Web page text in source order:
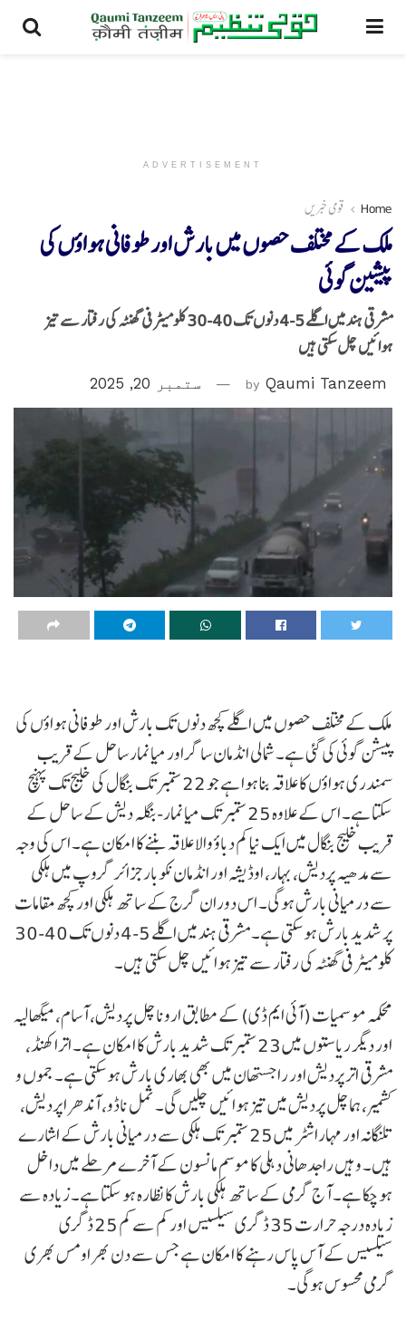
ADVERTISEMENT
Home قومی خبریں
ملک کے مختلف حصوں میں بارش اور طوفانی ہواؤں کی
پیشین گوئی
مشرقی ہند میں اگلے 5-4 دنوں تک 40-30 کلومیٹر فی گھنٹہ کی رفتار سے تیز
ہوائیں چل سکتی ہیں
by Qaumi Tanzeem ستمبر 20, 2025
ملک کے مختلف حصوں میں اگلے کچھ دنوں تک بارش اور طوفانی ہواؤں کی
پیشن گوئی کی گئی ہے۔ شمالی انڈمان ساگر اور میانمار ساحل کے قریب
سمندری ہواؤں کا علاقہ بنا ہوا ہے جو 22 ستمبر تک بنگال کی خلیج تک پہنچ
سکتا ہے۔ اس کے علاوہ 25 ستمبر تک میانمار-بنگلہ دیش کے ساحل کے
قریب خلیج بنگال میں ایک نیا کم دباؤ والا علاقہ بننے کا امکان ہے۔ اس کی وجہ
سے مدھیہ پردیش، بہار، اوڈیشہ اور انڈمان نکوبار جزائر گروپ میں ہلکی
سے درمیانی بارش ہوگی۔ اس دوران گرج کے ساتھ ہلکی اور کچھ مقامات
پر شدید بارش ہو سکتی ہے۔ مشرقی ہند میں اگلے 5-4 دنوں تک 40-30
کلومیٹر فی گھنٹہ کی رفتار سے تیز ہوائیں چل سکتی ہیں۔
محکمہ موسمیات (آئی ایم ڈی) کے مطابق اروناچل پردیش، آسام، میگھالیہ
اور دیگر ریاستوں میں 23 ستمبر تک شدید بارش کا امکان ہے۔ اترا کھنڈ،
مشرقی اتر پردیش اور راجستھان میں بھی بھاری بارش ہو سکتی ہے۔ جموں و
کشمیر، ہماچل پردیش میں تیز ہوائیں چلیں گی۔ تمل ناڈو، آندھرا پردیش،
تلنگانہ اور مہاراشٹر میں 25 ستمبر تک ہلکی سے درمیانی بارش کے اشارے
ہیں۔ وہیں راجدھانی دہلی کا موسم مانسون کے آخرے مرحلے میں داخل
ہو چکا ہے۔ آج گرمی کے ساتھ ہلکی بارش کا نظارہ ہو سکتا ہے۔ زیادہ سے
زیادہ درجہ حرارت 35 ڈگری سیلسیس اور کم سے کم 25 ڈگری
سیلسیس کے آس پاس رہنے کا امکان ہے جس سے دن بھر اومس بھری
گرمی محسوس ہوگی۔